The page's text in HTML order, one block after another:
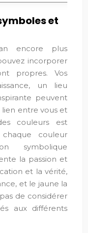
et
encore plus
incorporer
propres. Vos
un lieu
peuvent
entre vous et
couleurs est
couleur
symbolique
la passion et
et la vérité,
et le jaune la
de considérer
aux différents